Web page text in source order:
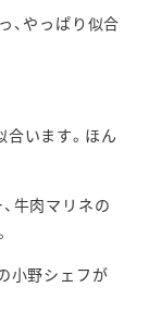
、やっぱり似合
います。ほん
牛肉マリネの
小野シェフが